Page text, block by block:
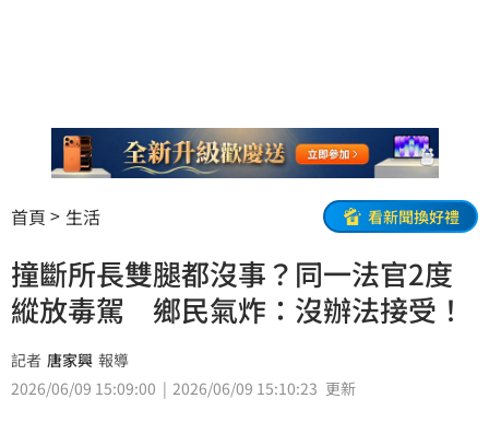
首頁 生活 看新聞換好禮
撞斷所長雙腿都沒事？同一法官2度
縱放毒駕 鄉民氣炸：沒辦法接受！
記者 唐家興 報導
2026/06/09 15:09:00
2026/06/09 15:10:23 更新